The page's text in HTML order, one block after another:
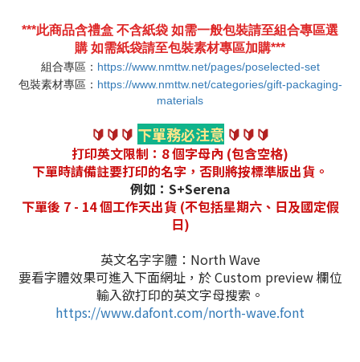
***此商品含禮盒 不含紙袋 如需一般包裝請至組合專區選
購 如需紙袋請至包裝素材專區加購***
組合專區： https://www.nmttw.net/pages/poselected-set
包裝素材專區： https://www.nmttw.net/categories/gift-packaging-
materials
🔰🔰🔰 下單務必注意 🔰🔰🔰
打印英文限制：8 個字母內 (包含空格)
下單時請備註要打印的名字，否則將按標準版出貨。
例如：S+Serena
下單後 7 - 14 個工作天出貨 (不包括星期六、日及國定假
日)
英文名字字體：North Wave
要看字體效果可進入下面網址，於 Custom preview 欄位
輸入欲打印的英文字母搜索。
https://www.dafont.com/north-wave.font